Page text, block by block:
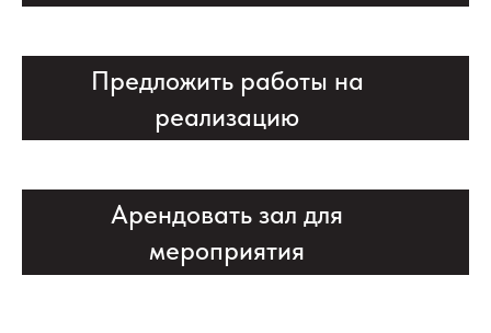
Предложить работы на
реализацию
Арендовать зал для
мероприятия